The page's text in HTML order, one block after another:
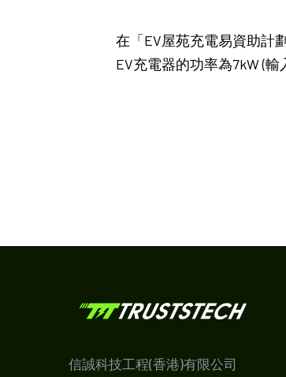
在「EV屋苑充電易資助計
EV充電器的功率為7kW (輸
信誠科技工程(香港)有限公司